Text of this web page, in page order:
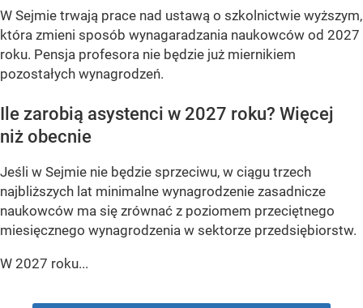
W Sejmie trwają prace nad ustawą o szkolnictwie wyższym,
która zmieni sposób wynagaradzania naukowców od 2027
roku. Pensja profesora nie będzie już miernikiem
pozostałych wynagrodzeń.
Ile zarobią asystenci w 2027 roku? Więcej
niż obecnie
Jeśli w Sejmie nie będzie sprzeciwu, w ciągu trzech
najbliższych lat minimalne wynagrodzenie zasadnicze
naukowców ma się zrównać z poziomem przeciętnego
miesięcznego wynagrodzenia w sektorze przedsiębiorstw.
W 2027 roku...